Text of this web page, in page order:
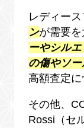
レディース
ンが需要を
ーやシルエ
の傷やソ
高額査定に
その他、
Rossi（セ